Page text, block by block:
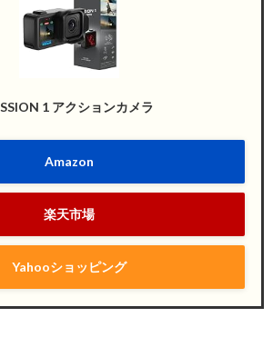
1 アクションカメラ
Amazon
楽天市場
Yahooショッピング